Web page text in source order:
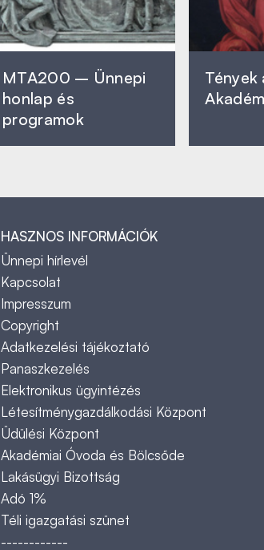
MTA200 – Ünnepi
honlap és
programok
Tények
HASZNOS INFORMÁCIÓK
Ünnepi hírlevél
Kapcsolat
Impresszum
Copyright
Adatkezelési tájékoztató
Panaszkezelés
Elektronikus ügyintézés
Létesítménygazdálkodási Központ
Üdülési Központ
Akadémiai Óvoda és Bölcsőde
Lakásügyi Bizottság
Adó 1%
Téli igazgatási szünet
------------